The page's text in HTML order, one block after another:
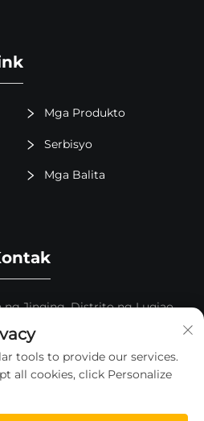
Mga Produkto
Serbisyo
Mga Balita
ng Jinqing, Distrito ng Luqiao,
tools to provide our services.
all cookies, click Personalize